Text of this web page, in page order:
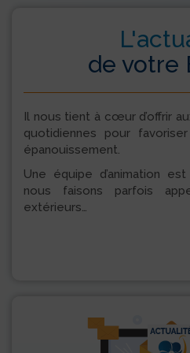
de votre
Il nous tient à cœur d’offrir
quotidiennes pour
épanouissement.
Une équipe d’animation
nous faisons parfois
extérieurs…